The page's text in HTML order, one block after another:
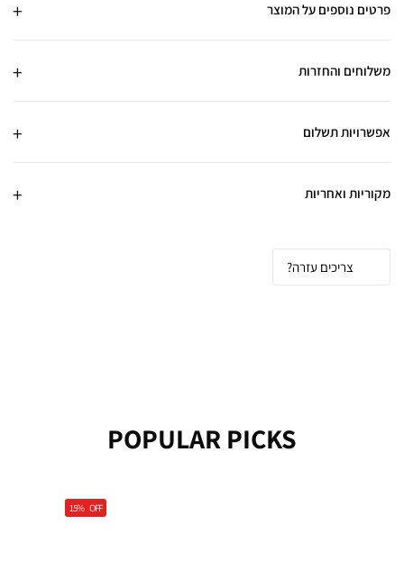
פרטים נוספים על המוצר
משלוחים והחזרות
אפשרויות תשלום
מקוריות ואחריות
צריכים עזרה?
POPULAR PICKS
15% OFF